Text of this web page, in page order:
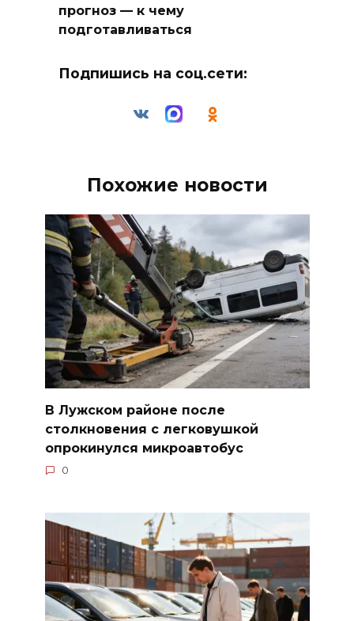
прогноз — к чему
подготавливаться
Подпишись на соц.сети:
Похожие новости
В Лужском районе после
столкновения с легковушкой
опрокинулся микроавтобус
0